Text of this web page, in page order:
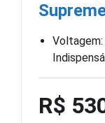
Voltagem:
R$